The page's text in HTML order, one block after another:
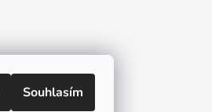
Souhlasím